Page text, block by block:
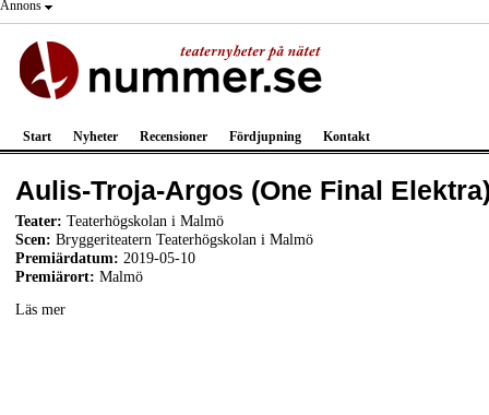
Annons
Start Nyheter Recensioner Fördjupning Kontakt
Aulis-Troja-Argos (One Final
Teater: Teaterhögskolan i Malmö
Scen: Bryggeriteatern Teaterhögskolan i Malmö
Premiärdatum: 2019-05-10
Premiärort: Malmö
Läs mer